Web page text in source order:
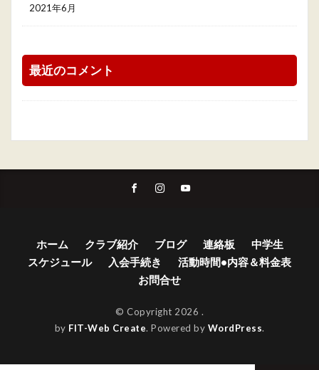
2021年6月
最近のコメント
ホーム クラブ紹介 ブログ 連絡板
中学生
スケジュール
入会手続き
活動時間•内容＆料金表
お問合せ
© Copyright 2026 .
by FIT-Web Create. Powered by WordPress.